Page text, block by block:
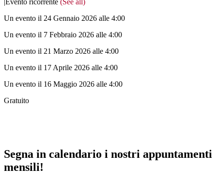
|Evento ricorrente (See all)
Un evento il 24 Gennaio 2026 alle 4:00
Un evento il 7 Febbraio 2026 alle 4:00
Un evento il 21 Marzo 2026 alle 4:00
Un evento il 17 Aprile 2026 alle 4:00
Un evento il 16 Maggio 2026 alle 4:00
Gratuito
Segna in calendario i nostri appuntamenti
mensili!